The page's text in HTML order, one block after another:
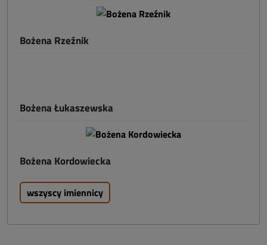
Bożena Rzeźnik
Bożena Łukaszewska
Bożena Kordowiecka
wszyscy imiennicy